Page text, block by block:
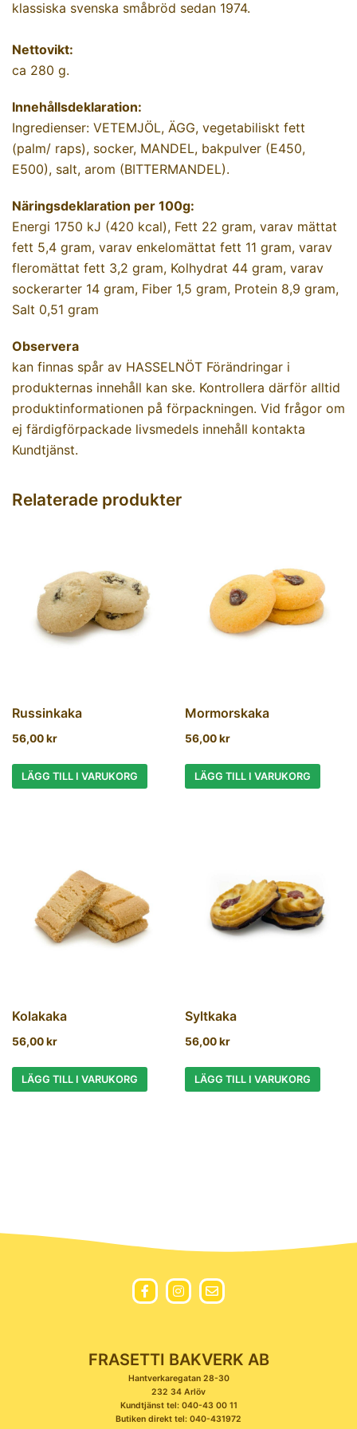
klassiska svenska småbröd sedan 1974.
Nettovikt:
ca 280 g.
Innehållsdeklaration:
Ingredienser: VETEMJÖL, ÄGG, vegetabiliskt fett
(palm/ raps), socker, MANDEL, bakpulver (E450,
E500), salt, arom (BITTERMANDEL).
Näringsdeklaration per 100g:
Energi 1750 kJ (420 kcal), Fett 22 gram, varav mättat
fett 5,4 gram, varav enkelomättat fett 11 gram, varav
fleromättat fett 3,2 gram, Kolhydrat 44 gram, varav
sockerarter 14 gram, Fiber 1,5 gram, Protein 8,9 gram,
Salt 0,51 gram
Observera
kan finnas spår av HASSELNÖT Förändringar i
produkternas innehåll kan ske. Kontrollera därför alltid
produktinformationen på förpackningen. Vid frågor om
ej färdigförpackade livsmedels innehåll kontakta
Kundtjänst.
Relaterade produkter
Russinkaka
56,00kr
LÄGG TILL I VARUKORG
Mormorskaka
56,00kr
LÄGG TILL I VARUKORG
Kolakaka
56,00kr
LÄGG TILL I VARUKORG
Syltkaka
56,00kr
LÄGG TILL I VARUKORG
FRASETTI BAKVERK AB
Hantverkaregatan 28-30
232 34 Arlöv
Kundtjänst tel: 040-43 00 11
Butiken direkt tel: 040-431972